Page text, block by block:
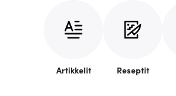
Artikkelit Reseptit